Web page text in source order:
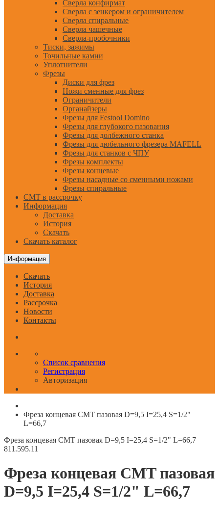
Сверла конфирмат
Сверла с зенкером и ограничителем
Сверла спиральные
Сверла чашечные
Сверла-пробочники
Тиски, зажимы
Точильные камни
Уплотнители
Фрезы
Диски для фрез
Ножи сменные для фрез
Ограничители
Органайзеры
Фрезы для Festool Domino
Фрезы для глубокого пазования
Фрезы для долбежного станка
Фрезы для дюбельного фрезера MAFELL
Фрезы для станков с ЧПУ
Фрезы комплекты
Фрезы концевые
Фрезы насадные со сменными ножами
Фрезы спиральные
CMT в рассрочку
Информация
Доставка
История
Скачать
Скачать каталог
Информация
Скачать
История
Доставка
Рассрочка
Новости
Контакты
Список сравнения
Регистрация
Авторизация
Фреза концевая CMT пазовая D=9,5 I=25,4 S=1/2"
L=66,7
Фреза концевая CMT пазовая D=9,5 I=25,4 S=1/2" L=66,7
811.595.11
Фреза концевая CMT пазовая
D=9,5 I=25,4 S=1/2" L=66,7